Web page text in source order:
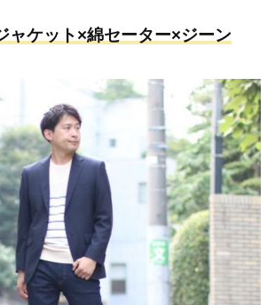
ャケット×綿セーター×ジーン